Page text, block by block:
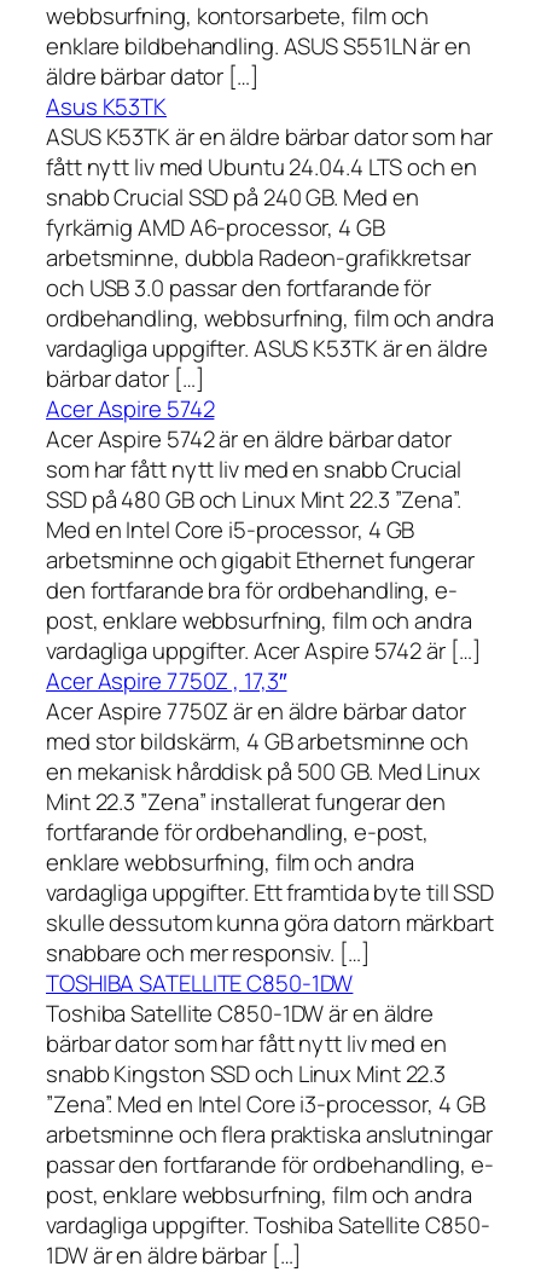
webbsurfning, kontorsarbete, film och
enklare bildbehandling. ASUS S551LN är en
äldre bärbar dator […]
Asus K53TK
ASUS K53TK är en äldre bärbar dator som har
fått nytt liv med Ubuntu 24.04.4 LTS och en
snabb Crucial SSD på 240 GB. Med en
fyrkärnig AMD A6-processor, 4 GB
arbetsminne, dubbla Radeon-grafikkretsar
och USB 3.0 passar den fortfarande för
ordbehandling, webbsurfning, film och andra
vardagliga uppgifter. ASUS K53TK är en äldre
bärbar dator […]
Acer Aspire 5742
Acer Aspire 5742 är en äldre bärbar dator
som har fått nytt liv med en snabb Crucial
SSD på 480 GB och Linux Mint 22.3 ”Zena”.
Med en Intel Core i5-processor, 4 GB
arbetsminne och gigabit Ethernet fungerar
den fortfarande bra för ordbehandling, e-
post, enklare webbsurfning, film och andra
vardagliga uppgifter. Acer Aspire 5742 är […]
Acer Aspire 7750Z , 17,3″
Acer Aspire 7750Z är en äldre bärbar dator
med stor bildskärm, 4 GB arbetsminne och
en mekanisk hårddisk på 500 GB. Med Linux
Mint 22.3 ”Zena” installerat fungerar den
fortfarande för ordbehandling, e-post,
enklare webbsurfning, film och andra
vardagliga uppgifter. Ett framtida byte till SSD
skulle dessutom kunna göra datorn märkbart
snabbare och mer responsiv. […]
TOSHIBA SATELLITE C850-1DW
Toshiba Satellite C850-1DW är en äldre
bärbar dator som har fått nytt liv med en
snabb Kingston SSD och Linux Mint 22.3
”Zena”. Med en Intel Core i3-processor, 4 GB
arbetsminne och flera praktiska anslutningar
passar den fortfarande för ordbehandling, e-
post, enklare webbsurfning, film och andra
vardagliga uppgifter. Toshiba Satellite C850-
1DW är en äldre bärbar […]